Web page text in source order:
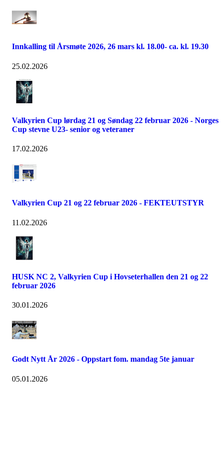
Innkalling til Årsmøte 2026, 26 mars kl. 18.00- ca. kl. 19.30
25.02.2026
Valkyrien Cup lørdag 21 og Søndag 22 februar 2026 - Norges
Cup stevne U23- senior og veteraner
17.02.2026
Valkyrien Cup 21 og 22 februar 2026 - FEKTEUTSTYR
11.02.2026
HUSK NC 2, Valkyrien Cup i Hovseterhallen den 21 og 22
februar 2026
30.01.2026
Godt Nytt År 2026 - Oppstart fom. mandag 5te januar
05.01.2026